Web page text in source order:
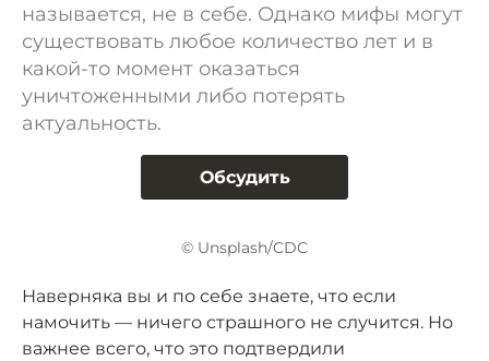
называется, не в себе. Однако мифы могут
существовать любое количество лет и в
какой-то момент оказаться
уничтоженными либо потерять
актуальность.
Обсудить
© Unsplash/CDC
Наверняка вы и по себе знаете, что если
намочить — ничего страшного не случится. Но
важнее всего, что это подтвердили